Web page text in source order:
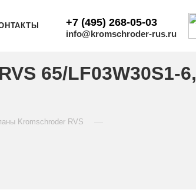
+7 (495) 268-05-03
info@kromschroder-rus.ru
65/LF03W30S1-6,
Kromschroder RVS